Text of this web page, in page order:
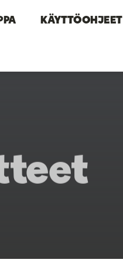
KÄYTTÖOHJEET